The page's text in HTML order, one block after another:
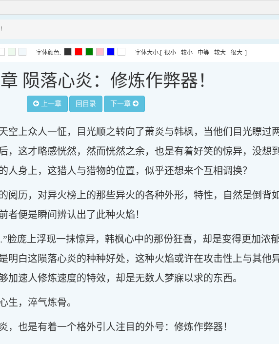
字体颜色: 字体大小:[ 很小 较小 中等 较大 很大 ]
陨落心炎：修炼作弊器！
上一章 回目录 下一章
空上众人一怔，目光顺之转向了萧炎与韩枫，当他们目光瞟过
，这才略感恍然，然而恍然之余，也是有着好笑的惊异，没想
人身上，这猎人与猎物的位置，似乎还想来个互相调换？
阅历，对异火榜上的那些异火的各种外形，特性，自然是倒背如
者便是瞬间辨认出了此种火焰！
庞上浮现一抹惊异，韩枫心中的那份狂喜，却是变得更加浓
明白这陨落心炎的种种好处，这种火焰或许在攻击性上与其他
加速人修炼速度的特效，却是无数人梦寐以求的东西。
生，淬气炼骨。
，也是有着一个格外引人注目的外号：修炼作弊器！